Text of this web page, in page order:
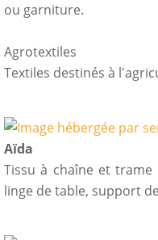
ou garniture.
Agrotextiles
Textiles destinés à
Aïda
Tissu à chaîne et
linge de table, support